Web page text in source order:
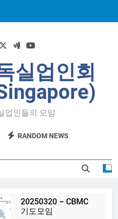
실업인회
업인들의 모임
RANDOM NEWS
20250320 – CBMC
기도모임